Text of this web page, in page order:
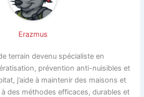
Erazmus
terrain devenu spécialiste en
prévention anti-nuisibles et
j’aide à maintenir des maisons et
des méthodes efficaces, durables et